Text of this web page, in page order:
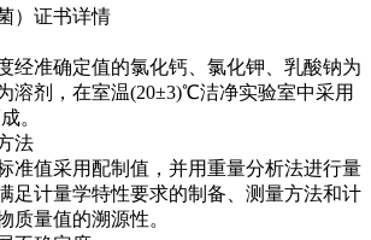
）证书详情
经准确定值的氯化钙、氯化钾、乳酸钠为
溶剂，在室温(20±3)℃洁净实验室中采用
。
法
准值采用配制值，并用重量分析法进行量
足计量学特性要求的制备、测量方法和计
质量值的溯源性。